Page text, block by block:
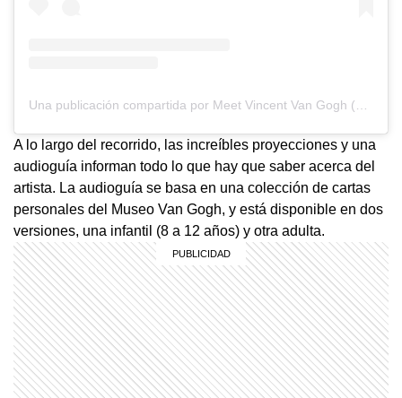
A lo largo del recorrido, las increíbles proyecciones y una
audioguía informan todo lo que hay que saber acerca del
artista. La audioguía se basa en una colección de cartas
personales del Museo Van Gogh, y está disponible en dos
versiones, una infantil (8 a 12 años) y otra adulta.